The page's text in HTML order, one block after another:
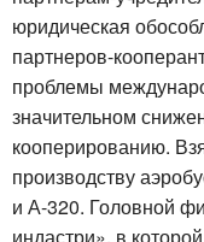
юридическая
партнеров-
проблемы
значительном
кооперированию.
производству
и А-320. Головной
индастри», в